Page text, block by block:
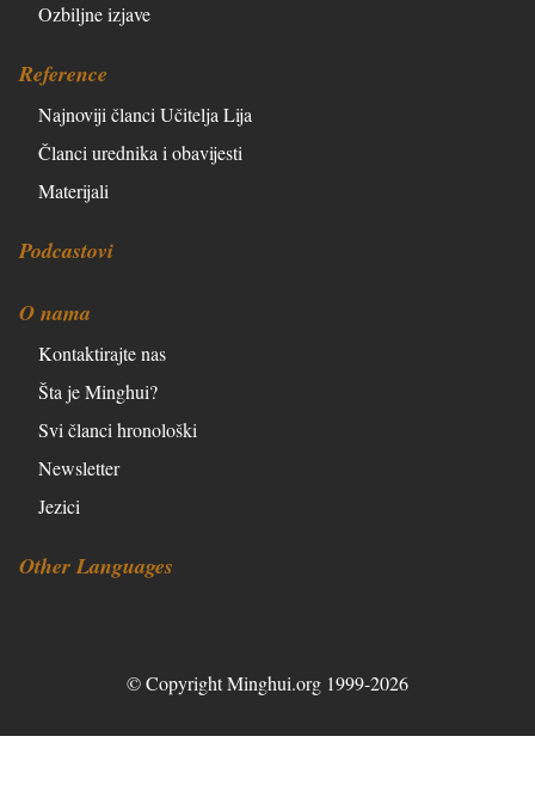
Ozbiljne izjave
Reference
Najnoviji članci Učitelja Lija
Članci urednika i obavijesti
Materijali
Podcastovi
O nama
Kontaktirajte nas
Šta je Minghui?
Svi članci hronološki
Newsletter
Jezici
Other Languages
© Copyright Minghui.org 1999-2026